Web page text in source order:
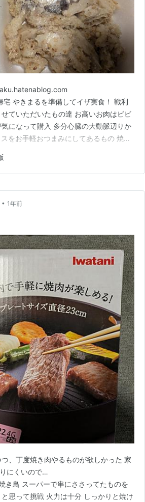
やきまるを準備してイザ実食！ 戦利
ていただいたもの達 お高いお肉はビビ
になって購入 多分心臓の大動脈辺りか
をお手軽おつまみにしてあるもの 焼け
♡なもの オクラと共に焼き焼き 味付き
• 1年前
、丁度焼き肉やるものが欲しかった 家
にくいので…
鳥 スーパーで串にささってたものを
思って挑戦 火力は十分 しっかりと焼け